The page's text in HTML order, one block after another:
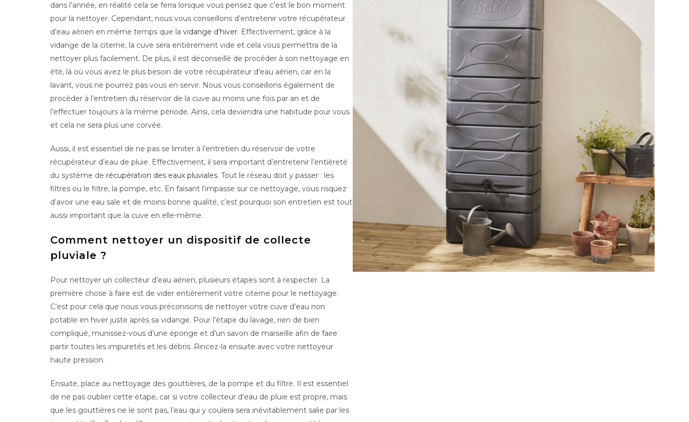
dans l’année, en réalité cela se ferra lorsque vous pensez que c’est le bon moment
pour la nettoyer. Cependant, nous vous conseillons d’entretenir votre récupérateur
d’eau aérien en même temps que lavidange d’hiver. Effectivement, grâce à la
vidange de la citerne, la cuve sera entièrement vide et cela vous permettra de la
nettoyer plus facilement. De plus, il est déconseillé de procéder à son nettoyage en
été, là où vous avez le plus besoin de votre récupérateur d’eau aérien, car en la
lavant, vous ne pourrez pas vous en servir. Nous vous conseillons également de
procéder à l’entretien du réservoir de la cuve au moins une fois par an et de
l’effectuer toujours à la même période. Ainsi, cela deviendra une habitude pour vous
et cela ne sera plus une corvée.
Aussi, il est essentiel de ne pas se limiter à l’entretien du réservoir de votre
récupérateur d’eau de pluie. Effectivement, il sera important d’entretenir l’entièreté
du système de récupération des eaux pluviales. Tout le réseau doit y passer : les
filtres ou le filtre, la pompe, etc. En faisant l’impasse sur ce nettoyage, vous risquez
d’avoir une eau sale et de moins bonne qualité, c’est pourquoi son entretien est tout
aussi important que la cuve en elle-même.
Comment nettoyer un dispositif de collecte
pluviale ?
Pour nettoyer un collecteur d’eau aérien, plusieurs étapes sont à respecter. La
première chose à faire est de vider entièrement votre citerne pour le nettoyage.
C’est pour cela que nous vous préconisons de nettoyer votre cuve d’eau non
potable en hiver juste après sa vidange. Pour l’étape du lavage, rien de bien
compliqué, munissez-vous d’une éponge et d’un savon de marseille afin de faire
partir toutes les impuretés et les débris. Rincez-la ensuite avec votre nettoyeur
haute pression.
Ensuite, place au nettoyage des gouttières, de la pompe et du filtre. Il est essentiel
de ne pas oublier cette étape, car si votre collecteur d’eau de pluie est propre, mais
que les gouttières ne le sont pas, l’eau qui y coulera sera inévitablement salie par les